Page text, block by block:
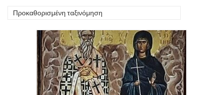
Προκαθορισμένη ταξινόμηση